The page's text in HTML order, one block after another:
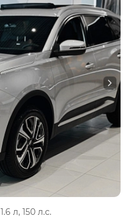
1.6 л, 150 л.с.